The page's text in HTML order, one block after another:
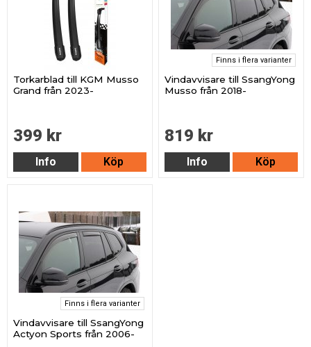
Torkarblad till KGM Musso
Grand från 2023-
399 kr
Info Köp
Finns i flera varianter
Vindavvisare till SsangYong
Musso från 2018-
819 kr
Info Köp
Finns i flera varianter
Vindavvisare till SsangYong
Actyon Sports från 2006-